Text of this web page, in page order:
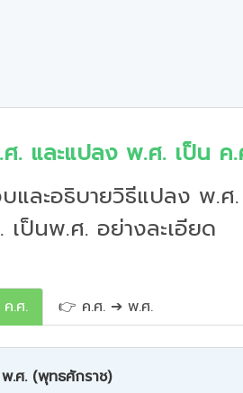
. และแปลง พ.ศ. เป็น ค.
และอธิบายวิธีแปลง พ.ศ
เป็นพ.ศ. อย่างละเอียด
.ศ. 👉 ค.ศ. ➔ พ.ศ.
.ศ. (พุทธศักราช)